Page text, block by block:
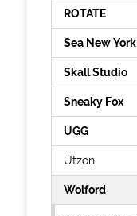
ROTATE
Sea New York
Skall Studio
Sneaky Fox
UGG
Utzon
Wolford